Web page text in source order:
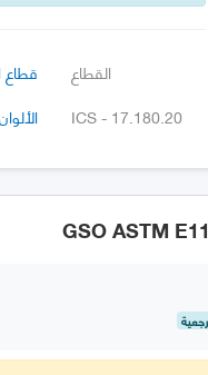
القطاع
قطاع
ICS - 17.180.20